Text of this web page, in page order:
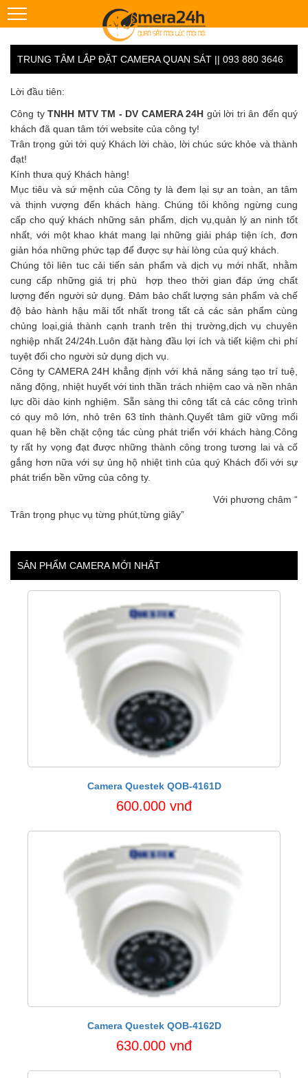
TRUNG TÂM LẮP ĐẶT CAMERA QUAN SÁT || 093 880 3646
Lời đầu tiên:
Công ty TNHH MTV TM - DV CAMERA 24H gửi lời tri ân đến quý
khách đã quan tâm tới website của công ty!
Trân trọng gửi tới quý Khách lời chào, lời chúc sức khỏe và thành
đạt!
Kính thưa quý Khách hàng!
Mục tiêu và sứ mệnh của Công ty là đem lại sự an toàn, an tâm
và thịnh vượng đến khách hàng. Chúng tôi không ngừng cung
cấp cho quý khách những sản phẩm, dịch vụ,quản lý an ninh tốt
nhất, với một khao khát mang lại những giải pháp tiện ích, đơn
giản hóa những phức tạp để được sự hài lòng của quý khách.
Chúng tôi liên tuc cải tiến sản phẩm và dịch vụ mới nhất, nhằm
cung cấp những giá trị phù hợp theo thời gian đáp ứng chất
lượng đến người sử dụng. Đảm bảo chất lượng sản phẩm và chế
độ bảo hành hậu mãi tốt nhất trong tất cả các sản phẩm cùng
chủng loại,giá thành cạnh tranh trên thị trường,dịch vụ chuyên
nghiệp nhất 24/24h.Luôn đặt hàng đầu lợi ích và tiết kiệm chi phí
tuyệt đối cho người sử dụng dịch vụ.
Công ty CAMERA 24H khẳng định với khả năng sáng tạo trí tuệ,
năng động, nhiệt huyết với tinh thần trách nhiệm cao và nền nhân
lực dồi dào kinh nghiệm. Sẵn sàng thi công tất cả các công trình
có quy mô lớn, nhỏ trên 63 tỉnh thành.Quyết tâm giữ vững mối
quan hệ bền chặt cộng tác cùng phát triển với khách hàng.Công
ty rất hy vọng đạt được những thành công trong tương lai và cố
gắng hơn nữa với sự ủng hộ nhiệt tình của quý Khách đối với sự
phát triển bền vững của công ty.
Với phương châm “
Trân trọng phục vụ từng phút,từng giây”
SẢN PHẨM CAMERA MỚI NHẤT
Camera Questek QOB-4161D
600.000 vnđ
Camera Questek QOB-4162D
630.000 vnđ